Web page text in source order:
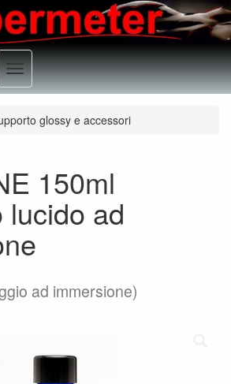
Menu
glossy e accessori
150ml
lucido ad
ad immersione)